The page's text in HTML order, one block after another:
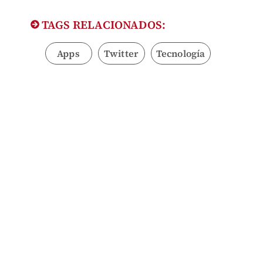
TAGS RELACIONADOS:
Apps Twitter Tecnología